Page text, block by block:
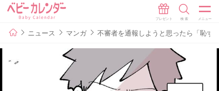
ニュース マンガ 不審者を通報しようと思ったら「恥